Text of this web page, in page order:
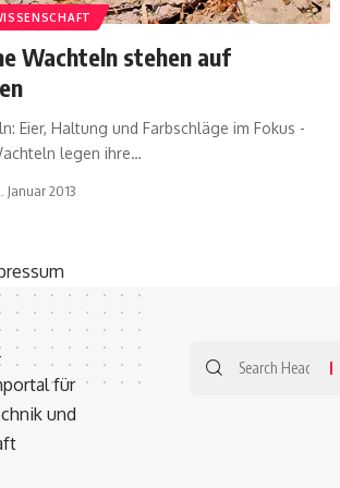
Wachteln stehen auf
Eier, Haltung und Farbschläge im Fokus -
legen ihre…
Januar 2013
für
und